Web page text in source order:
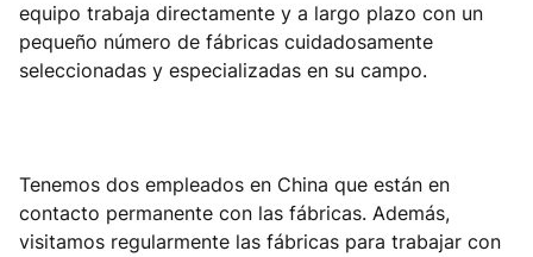
equipo trabaja directamente y a largo plazo con un
pequeño número de fábricas cuidadosamente
seleccionadas y especializadas en su campo.
Tenemos dos empleados en China que están en
contacto permanente con las fábricas. Además,
visitamos regularmente las fábricas para trabajar con